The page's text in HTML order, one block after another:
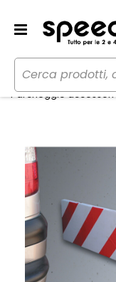
Home Auto
Parcheggio accessori